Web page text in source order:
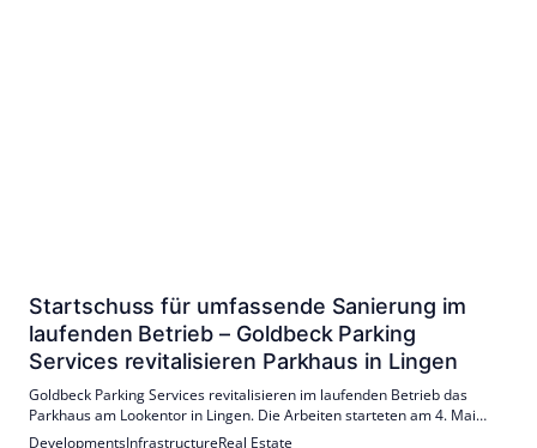
Startschuss für umfassende Sanierung im
laufenden Betrieb – Goldbeck Parking
Services revitalisieren Parkhaus in Lingen
Goldbeck Parking Services revitalisieren im laufenden Betrieb das
Parkhaus am Lookentor in Lingen. Die Arbeiten starteten am 4. Mai
2026 und sollen bis Herbst 2027 abgeschlossen sein; Auftraggeber ist
DevelopmentsInfrastructureReal Estate